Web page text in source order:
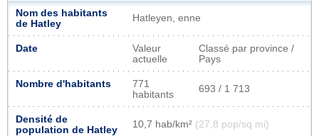
Nom des habitants
de Hatley
Hatleyen, enne
Date
Valeur
actuelle
Classé par province /
Pays
Nombre d'habitants
771
habitants
693 / 1 713
Densité de
population de Hatley
10,7 hab/km² (27,8 pop/sq mi)